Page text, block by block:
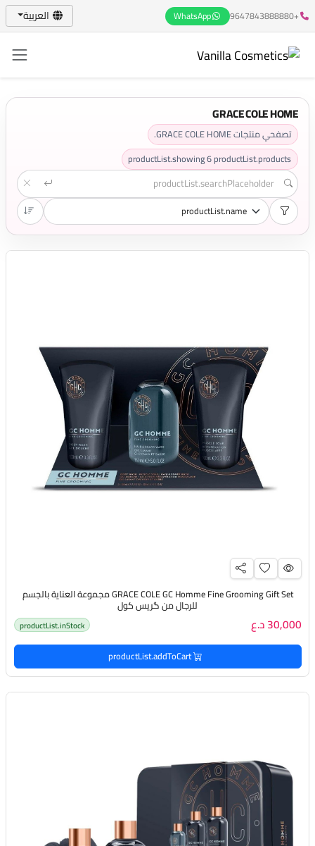
+9647843888880
WhatsApp العربية
GRACE COLE HOME
تصفحي منتجات GRACE COLE HOME.
productList.showing6productList.products
GRACE COLE GC Homme Fine Grooming Gift Set مجموعة العناية بالجسم
للرجال من گريس كول
30,000 د.ع productList.inStock
productList.addToCart